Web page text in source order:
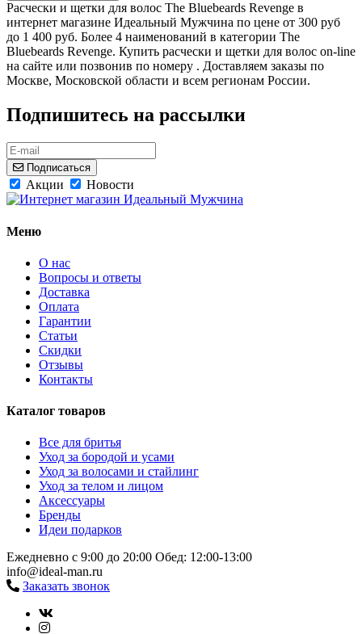
Расчески и щетки для волос The Bluebeards Revenge в
интернет магазине Идеальный Мужчина по цене от 300 руб
до 1 400 руб. Более 4 наименований в категории The
Bluebeards Revenge. Купить расчески и щетки для волос on-line
на сайте или позвонив по номеру . Доставляем заказы по
Москве, Московской области и всем регионам России.
Подпишитесь на рассылки
Подписаться
Акции Новости
Меню
О нас
Вопросы и ответы
Доставка
Оплата
Гарантии
Статьи
Скидки
Отзывы
Контакты
Каталог товаров
Все для бритья
Уход за бородой и усами
Уход за волосами и стайлинг
Уход за телом и лицом
Аксессуары
Бренды
Идеи подарков
Ежедневно с 9:00 до 20:00 Обед: 12:00-13:00
info@ideal-man.ru
Заказать звонок